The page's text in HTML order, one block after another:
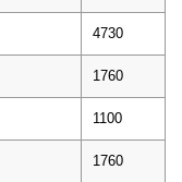
4730
1760
1100
1760